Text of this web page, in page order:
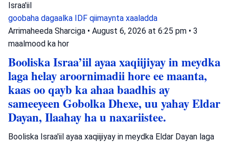
Israa'iil
goobaha dagaalka IDF qiimaynta xaaladda
Arrimaheeda Sharciga • August 6, 2026 at 6:25 pm • 3
maalmood ka hor
Booliska Israa’iil ayaa xaqiijiyay in meydka
laga helay aroornimadii hore ee maanta,
kaas oo qayb ka ahaa baadhis ay
sameeyeen Gobolka Dhexe, uu yahay Eldar
Dayan, Ilaahay ha u naxariistee.
Booliska Israa'iil ayaa xaqiijiyay in meydka Eldar Dayan laga